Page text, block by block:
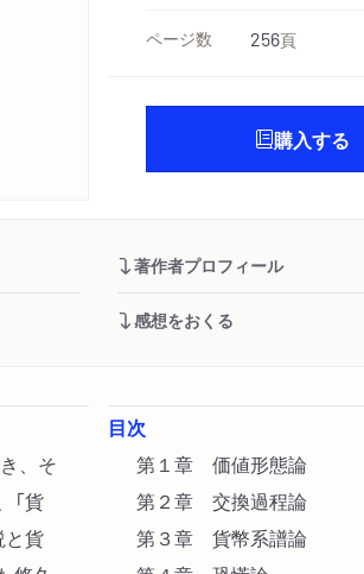
ページ数 256頁
購入する
著作者プロフィール
感想をおくる
、そ
「貨
と貨
目次
第１章 価値形態論
第２章 交換過程論
第３章 貨幣系譜論